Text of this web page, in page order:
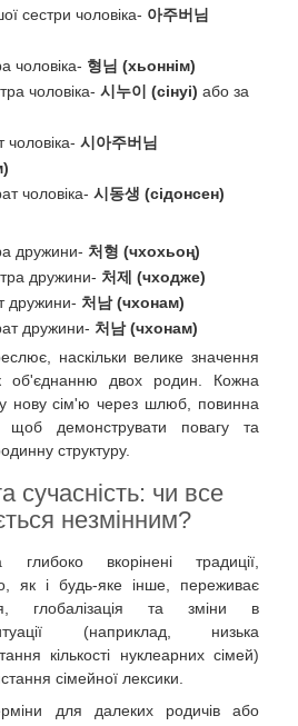
сестри чоловіка- 아주버님
чоловіка- 형님 (хьоннім)
чоловіка- 시누이 (сінуі) або за
시아주버님
чоловіка- 시동생 (сідонсен)
дружини- 처형 (чхохьоң)
дружини- 처제 (чходже)
дружини- 처남 (чхонам)
дружини- 처남 (чхонам)
наскільки велике значення
об'єднанню двох родин. Кожна
нову сім'ю через шлюб, повинна
щоб демонструвати повагу та
структуру.
сучасність: чи все
незмінним?
вкорінені традиції,
як і будь-яке інше, переживає
глобалізація та зміни в
(наприклад, низька
кількості нуклеарних сімей)
сімейної лексики.
для далеких родичів або